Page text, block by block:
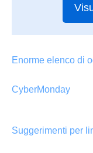
Enorme elenco di
CyberMonday
Suggerimenti per